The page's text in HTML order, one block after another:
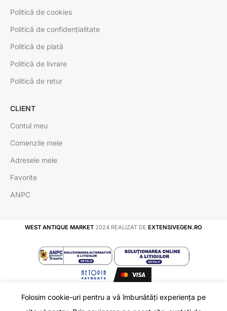
Politică de cookies
Politică de confidențialitate
Politică de plată
Politică de livrare
Politică de retur
CLIENT
Contul meu
Comenzile mele
Adresele mele
Favorite
ANPC
WEST ANTIQUE MARKET 2024 REALIZAT DE EXTENSIVEGEN.RO
Folosim cookie-uri pentru a vă îmbunătăți experiența pe
Medalion Argint cu